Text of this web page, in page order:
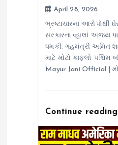
April 28, 2026
ભ્રષ્ટાચારના આરોપોથી
સરકારના વ્હાલાં અજય
ધમકી. ગૃહમંત્રી અમિત
માટે મોટો કાફલો પશ્ચિમ
Mayur Jani Official |
Continue reading